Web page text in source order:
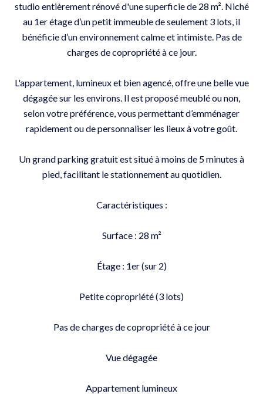
studio entièrement rénové d'une superficie de 28 m². Niché
au 1er étage d’un petit immeuble de seulement 3 lots, il
bénéficie d’un environnement calme et intimiste. Pas de
charges de copropriété à ce jour.
L'appartement, lumineux et bien agencé, offre une belle vue
dégagée sur les environs. Il est proposé meublé ou non,
selon votre préférence, vous permettant d’emménager
rapidement ou de personnaliser les lieux à votre goût.
Un grand parking gratuit est situé à moins de 5 minutes à
pied, facilitant le stationnement au quotidien.
Caractéristiques :
Surface : 28 m²
Étage : 1er (sur 2)
Petite copropriété (3 lots)
Pas de charges de copropriété à ce jour
Vue dégagée
Appartement lumineux